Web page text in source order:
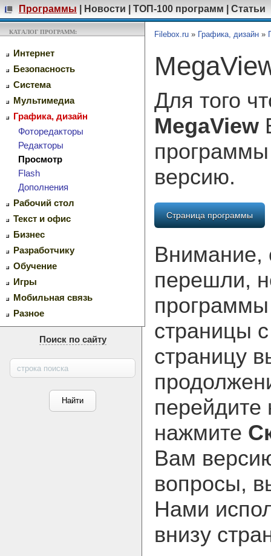
Программы Новости ТОП-100 программ Статьи
КАТАЛОГ ПРОГРАММ:
Интернет
Безопасность
Система
Мультимедиа
Графика, дизайн
Фоторедакторы
Редакторы
Просмотр
Flash
Дополнения
Рабочий стол
Текст и офис
Бизнес
Разработчику
Обучение
Игры
Мобильная связь
Разное
Поиск по сайту
Filebox.ru » Графика, дизайн »
Для того
MegaView
версию.
Страница программы
Внимание,
перешли,
страницы
страницу
нажмите
Вам
вопросы,
Нами
внизу